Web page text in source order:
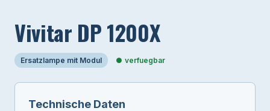
Vivitar DP 1200X
Ersatzlampe mit Modul verfuegbar
Technische Daten